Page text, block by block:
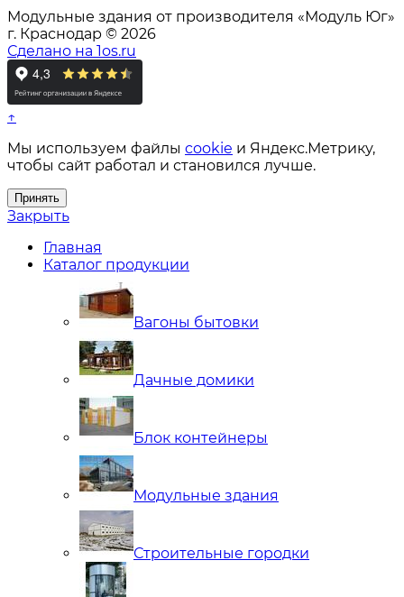
Модульные здания от производителя «Модуль Юг»
г. Краснодар © 2026
Сделано на 1os.ru
↑
Мы используем файлы cookie и Яндекс.Метрику,
чтобы сайт работал и становился лучше.
Принять
Закрыть
Главная
Каталог продукции
Вагоны бытовки
Дачные домики
Блок контейнеры
Модульные здания
Строительные городки